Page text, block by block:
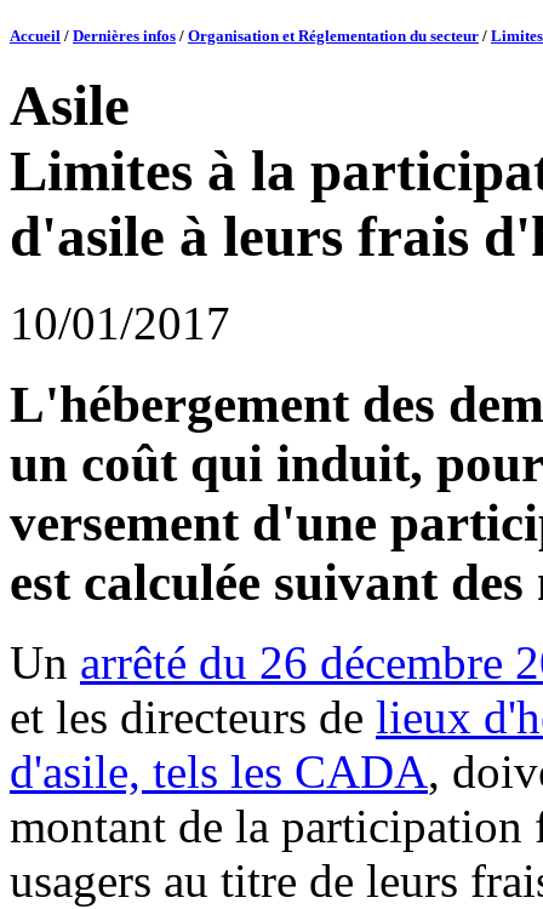
Accueil / Dernières infos / Organisation et Réglementation du secteur /
Asile
Limites à la
d'asile à leurs frais
10/01/2017
L'hébergement des
un coût qui induit,
versement d'une
est calculée suivant
Un arrêté du 26 décembre
et les directeurs de lieux
d'asile, tels les CADA,
montant de la participation
usagers au titre de leurs